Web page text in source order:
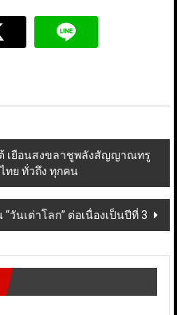
ต้ เยือนสงขลาชูพลังสัญญาณทรู
ทย ทั่วถึง ทุกคน
“วันเต่าโลก” ต่อเนื่องเป็นปีที่ 3